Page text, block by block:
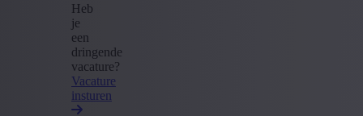
Heb
je
een
dringende
vacature?
Vacature
insturen